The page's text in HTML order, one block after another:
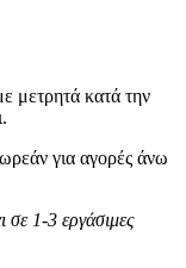
μετρητά κατά την
για αγορές άνω
σε 1-3 εργάσιμες